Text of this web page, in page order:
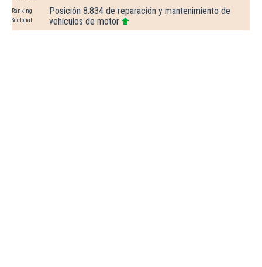
Ranking
Sectorial
Posición 8.834 de reparación y mantenimiento de
vehículos de motor